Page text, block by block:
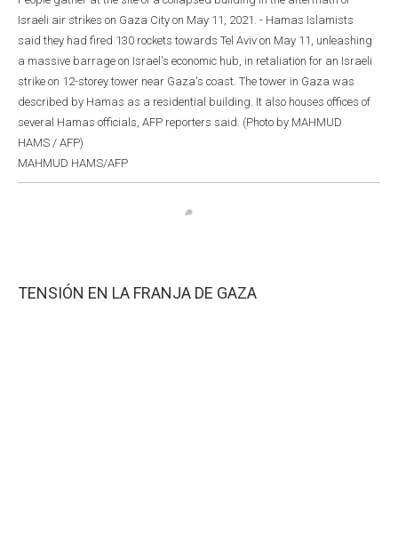
Israeli air strikes on Gaza City on May 11, 2021. - Hamas Islamists
said they had fired 130 rockets towards Tel Aviv on May 11, unleashing
a massive barrage on Israel's economic hub, in retaliation for an Israeli
strike on 12-storey tower near Gaza's coast. The tower in Gaza was
described by Hamas as a residential building. It also houses offices of
several Hamas officials, AFP reporters said. (Photo by MAHMUD
HAMS / AFP)
MAHMUD HAMS/AFP
TENSIÓN EN LA FRANJA DE GAZA